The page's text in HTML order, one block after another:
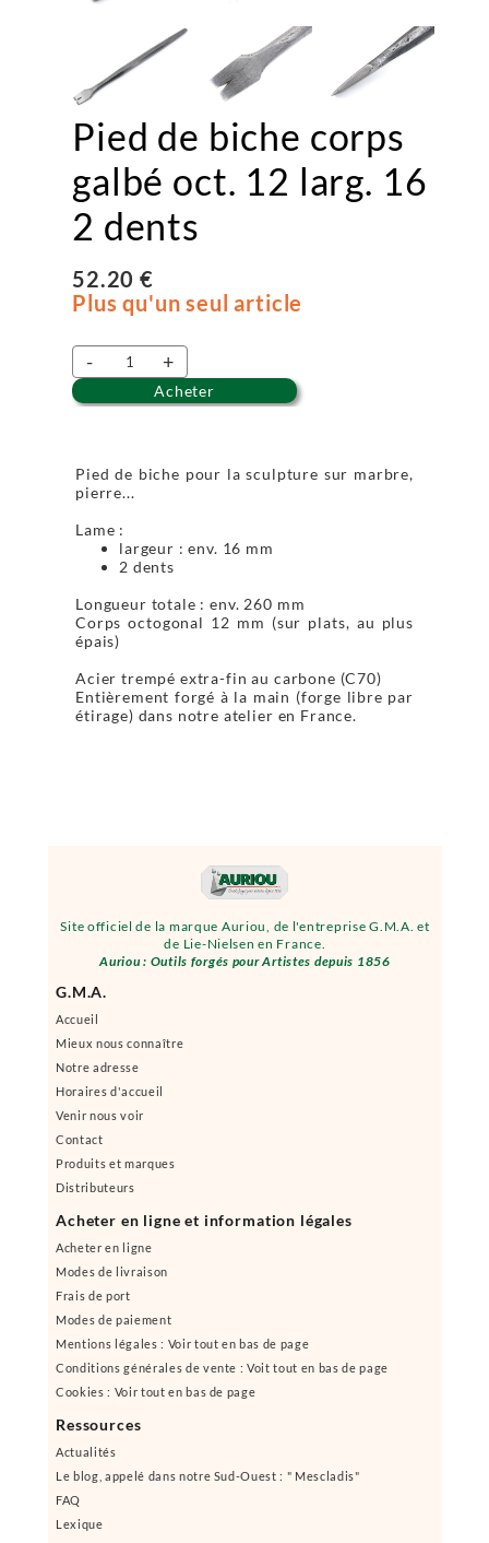
Site officiel de la marque Auriou, de l'entreprise G.M.A. et
de Lie-Nielsen en France.
Auriou : Outils forgés pour Artistes depuis 1856
G.M.A.
Accueil
Mieux nous connaître
Notre adresse
Horaires d'accueil
Venir nous voir
Contact
Produits et marques
Distributeurs
Acheter en ligne et information légales
Acheter en ligne
Modes de livraison
Frais de port
Modes de paiement
Mentions légales : Voir tout en bas de page
Conditions générales de vente : Voit tout en bas de page
Cookies : Voir tout en bas de page
Ressources
Actualités
Le blog, appelé dans notre Sud-Ouest : " Mescladis"
FAQ
Lexique
Pied de biche corps
galbé oct. 12 larg. 16
2 dents
52.20 €
Plus qu'un seul article
- +
Acheter
Pied de biche pour la sculpture sur marbre,
pierre...
Lame :
largeur : env. 16 mm
2 dents
Longueur totale : env. 260 mm
Corps octogonal 12 mm (sur plats, au plus
épais)
Acier trempé extra-fin au carbone (C70)
Entièrement forgé à la main (forge libre par
étirage) dans notre atelier en France.